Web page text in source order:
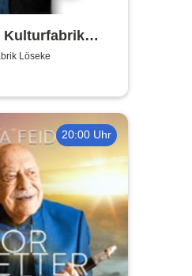
Kulturfabrik
Löseke
20:00 Uhr